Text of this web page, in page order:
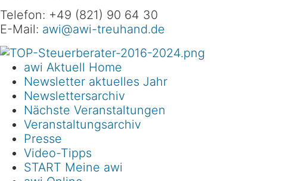
Telefon: +49 (821) 90 64 30
E-Mail: awi@awi-treuhand.de
awi Aktuell Home
Newsletter aktuelles Jahr
Newslettersarchiv
Nächste Veranstaltungen
Veranstaltungsarchiv
Presse
Video-Tipps
START Meine awi